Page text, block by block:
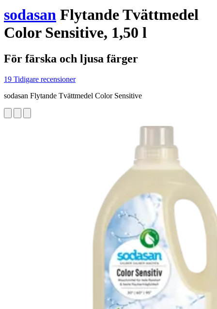
sodasan Flytande Tvättmedel
Color Sensitive, 1,50 l
För färska och ljusa färger
19 Tidigare recensioner
sodasan Flytande Tvättmedel Color Sensitive